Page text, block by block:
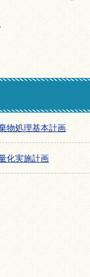
物処理基本計画
化実施計画